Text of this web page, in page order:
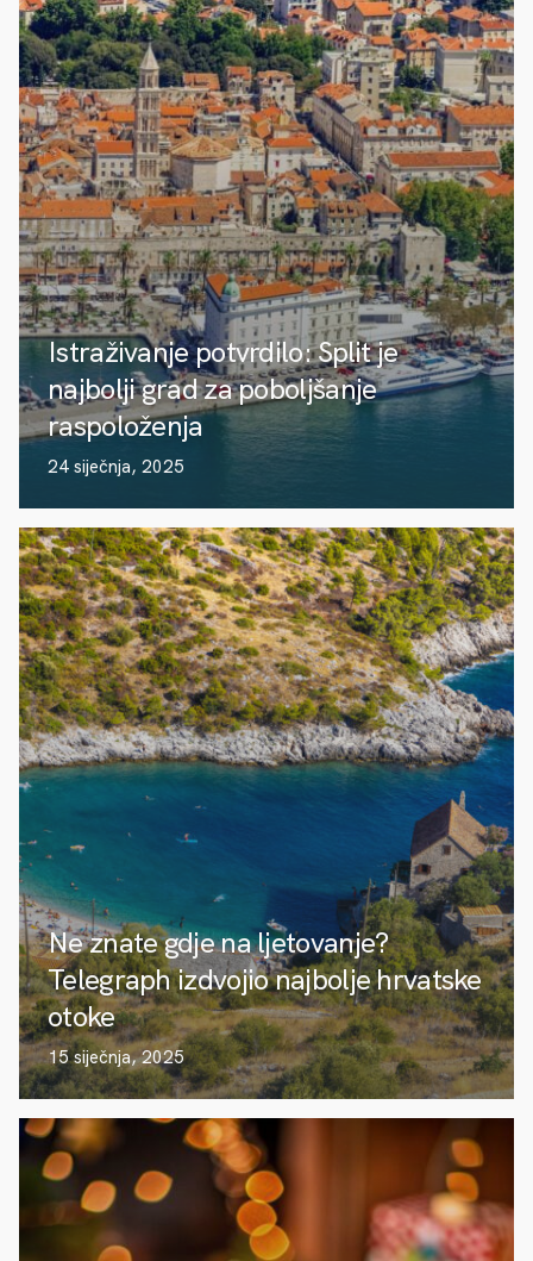
Istraživanje potvrdilo: Split je
najbolji grad za poboljšanje
raspoloženja
24 siječnja, 2025
Ne znate gdje na ljetovanje?
Telegraph izdvojio najbolje hrvatske
otoke
15 siječnja, 2025